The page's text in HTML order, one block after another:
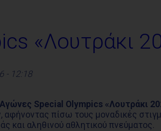
«Λουτράκι
- 12:18
Αγώνες Special Olympics «Λουτράκι
πίσω τους μοναδικές
και αληθινού αθλητικού πνεύματος.